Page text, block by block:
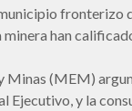
fronterizo
han
Minas (MEM)
Ejecutivo, y la